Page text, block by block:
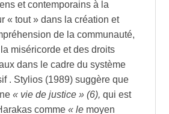
et contemporains à la
« tout » dans la création et
de la communauté,
miséricorde et des droits
dans le cadre du système
. Stylios (1989) suggère que
« vie de justice » (6), qui est
comme« le moyen